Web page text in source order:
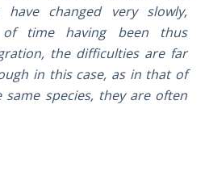
changed very slowly,
of time having been thus
the difficulties are far
in this case, as in that of
species, they are often